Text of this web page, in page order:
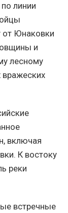
линии
от Юнаковки
и
лесному
вражеских
включая
К востоку
реки
встречные